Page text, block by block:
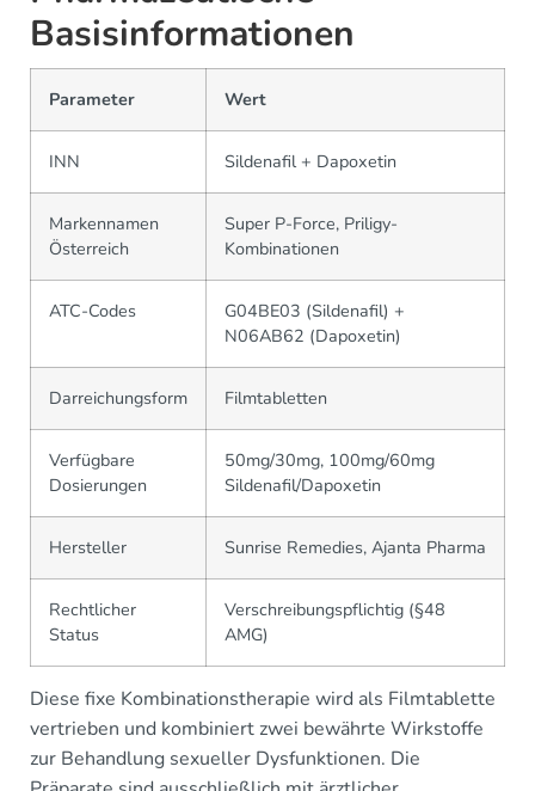
Basisinformationen
Parameter Wert
INN Sildenafil + Dapoxetin
Markennamen
Österreich
Super P-Force, Priligy-
Kombinationen
ATC-Codes
G04BE03 (Sildenafil) +
N06AB62 (Dapoxetin)
Darreichungsform Filmtabletten
Verfügbare
Dosierungen
50mg/30mg, 100mg/60mg
Sildenafil/Dapoxetin
Hersteller Sunrise Remedies, Ajanta Pharma
Rechtlicher
Status
Verschreibungspflichtig (§48
AMG)
Diese fixe Kombinationstherapie wird als Filmtablette
vertrieben und kombiniert zwei bewährte Wirkstoffe
zur Behandlung sexueller Dysfunktionen. Die